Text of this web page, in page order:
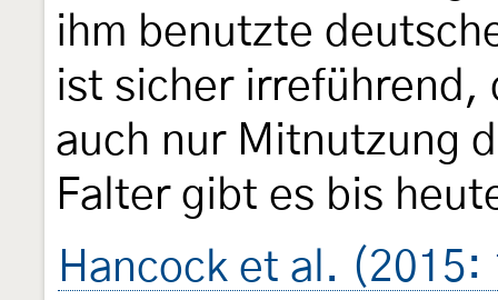
ihm benutzte
ist sicher irreführend,
auch nur Mitnutzung
Falter gibt es bis
Hancock et al. (2015: